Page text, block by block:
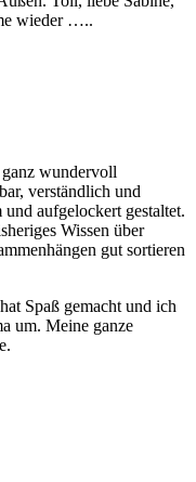
wieder …..
ganz wundervoll
verständlich und
aufgelockert gestaltet.
Wissen über
gut sortieren
Spaß gemacht und ich
um. Meine ganze